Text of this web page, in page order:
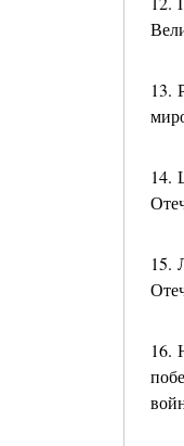
13.
14.
15.
16.